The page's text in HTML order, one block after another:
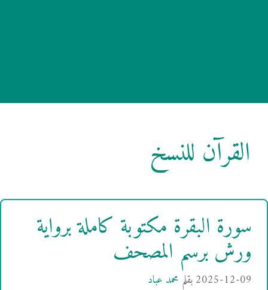
القرآن للنسخ
سورة البقرة مكتوبة كاملة برواية
ورش برسم المصحف
2025-12-09بقلم محمد عباد